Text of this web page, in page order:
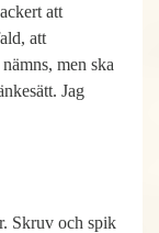
att
att
men ska
Jag
Skruv och spik